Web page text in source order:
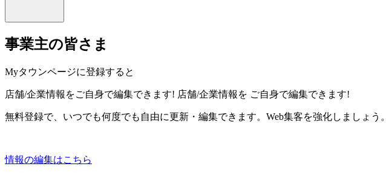
事業主の皆さま
Myタウンページに登録すると
店舗/企業情報をご自身で編集できます! 店舗/企業情報を ご自身で編集できます!
無料登録で、いつでも何度でも自由に更新・編集できます。Web集客を強化しましょう。
情報の編集はこちら